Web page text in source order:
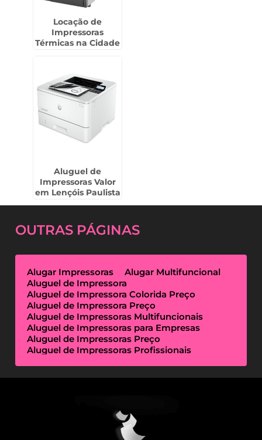
Locação de
Impressoras
Térmicas na Cidade
Aluguel de
Impressoras Valor
em Lençóis Paulista
OUTRAS PÁGINAS
Alugar Impressoras
Alugar Multifuncional
Aluguel de Impressora
Aluguel de Impressora Colorida Preço
Aluguel de Impressora Preço
Aluguel de Impressoras Multifuncionais
Aluguel de Impressoras para Empresas
Aluguel de Impressoras Preço
Aluguel de Impressoras Profissionais
Empresas de Outsourcing de Impressão
Impressoras Multifuncionais Locação